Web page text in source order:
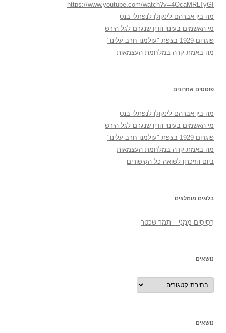
https://www.youtube.com/watch?v=4OcaMRLTyGI
מה בין אברהם לינקולן לנפתלי בנט
מי האשמים בעינוי הדין שנגרם לגל הירש
פוגרום 1929 בצפת "עולמנו חרב עלינו"
מה באמת קרה במלחמת העצמאות
פוסטים אחרונים
מה בין אברהם לינקולן לנפתלי בנט
מי האשמים בעינוי הדין שנגרם לגל הירש
פוגרום 1929 בצפת "עולמנו חרב עלינו"
מה באמת קרה במלחמת העצמאות
ביום הזיכרון לשואה כל הקישורים
בלוגים מומלצים
רְסִיסִים מִמֶנִי – תמר שכטר
נושאים
נושאים
נושאים